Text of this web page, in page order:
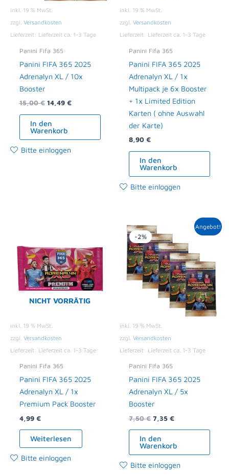
inkl. 19 % MwSt.
zzgl. Versandkosten
Lieferzeit: Lieferzeit ca. 1-3 Tage
Panini Fifa 365
Panini FIFA 365 2025
Adrenalyn XL / 10x
Booster
15,00€ 14,49 €
In den
Warenkorb
Bitte einloggen
inkl. 19 % MwSt.
zzgl. Versandkosten
Lieferzeit: Lieferzeit ca. 1-3 Tage
Panini Fifa 365
Panini FIFA 365 2025
Adrenalyn XL / 1x
Multipack je 6x Booster
+ 1x Limited Edition
Karten ( ohne Auswahl
der Karte)
8,90 €
In den
Warenkorb
Bitte einloggen
NICHT VORRÄTIG
inkl. 19 % MwSt.
zzgl. Versandkosten
Lieferzeit: Lieferzeit ca. 1-3 Tage
Panini Fifa 365
Panini FIFA 365 2025
Adrenalyn XL / 1x
Premium Pack Booster
4,99 €
Weiterlesen
Bitte einloggen
Angebot!
-2%
inkl. 19 % MwSt.
zzgl. Versandkosten
Lieferzeit: Lieferzeit ca. 1-3 Tage
Panini Fifa 365
Panini FIFA 365 2025
Adrenalyn XL / 5x
Booster
7,50€
Ursprünglicher
Preis
war:
7,50 €
7,35 €
Aktueller
ist:
7,35 €.
In den
Warenkorb
Bitte einloggen